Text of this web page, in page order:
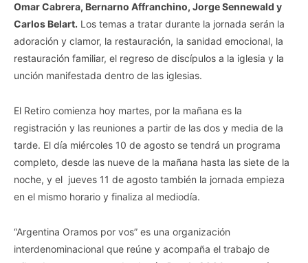
Omar Cabrera, Bernarno Affranchino, Jorge Sennewald y
Carlos Belart. Los temas a tratar durante la jornada serán la
adoración y clamor, la restauración, la sanidad emocional, la
restauración familiar, el regreso de discípulos a la iglesia y la
unción manifestada dentro de las iglesias.
El Retiro comienza hoy martes, por la mañana es la
registración y las reuniones a partir de las dos y media de la
tarde. El día miércoles 10 de agosto se tendrá un programa
completo, desde las nueve de la mañana hasta las siete de la
noche, y el jueves 11 de agosto también la jornada empieza
en el mismo horario y finaliza al mediodía.
“Argentina Oramos por vos” es una organización
interdenominacional que reúne y acompaña el trabajo de